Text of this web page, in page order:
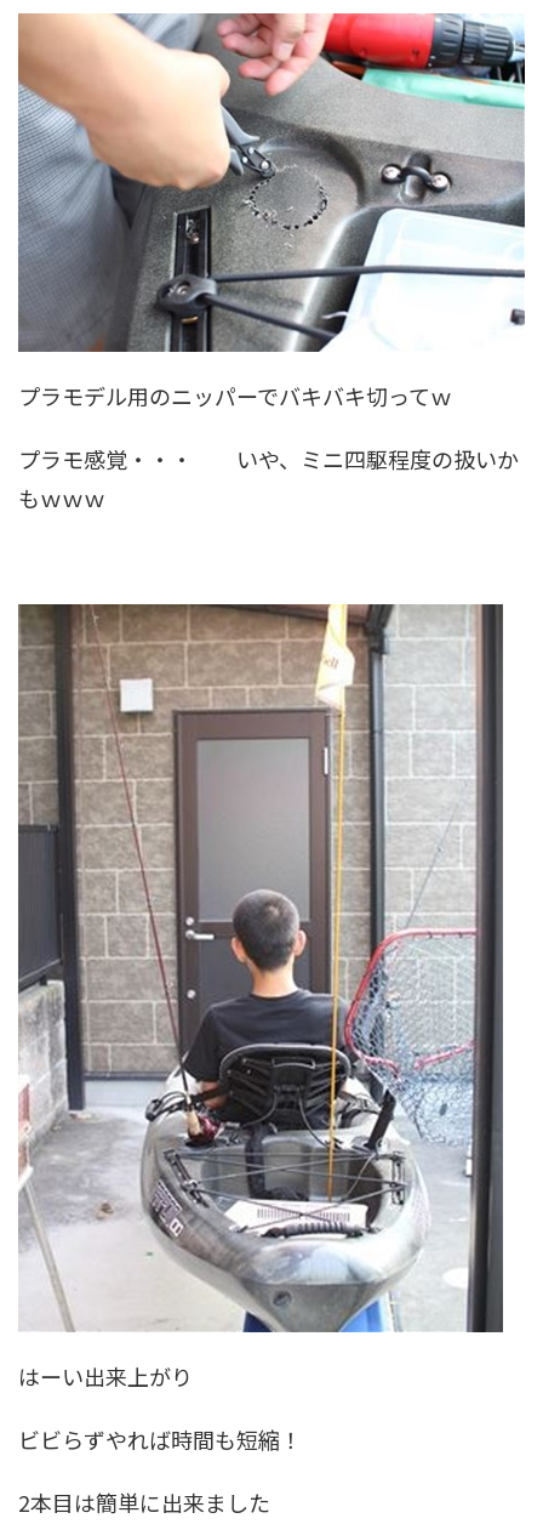
プラモデル用のニッパーでバキバキ切ってｗ
プラモ感覚・・・ いや、ミニ四駆程度の扱いか
もｗｗｗ
はーい出来上がり
ビビらずやれば時間も短縮！
2本目は簡単に出来ました